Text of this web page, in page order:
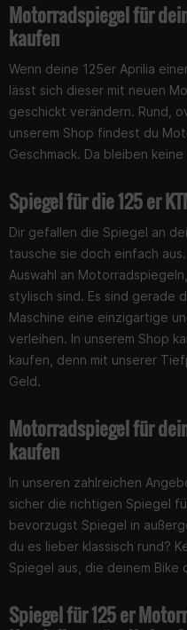
Motorradspiegel für
kaufen
Wenn deine 125er Aprilia
lässt sich dieser mit neuen
geschickt verändern. Rund,
unserem Shop findest du
Geschmack. Da bleiben
Spiegel für die 125 er
Dir gefallen die Spiegel an
tausche sie doch einfach
Auswahl an
stylisch sind. Es sind gerade
Maschine eine einzigartige
verleihen. In unserem Shop
kaufen, denn mit unserer
Geld.
Motorradspiegel für
kaufen
In unseren zahlreichen
sicher die richtigen Spiegel
bevorzugst Spiegel in
du es lieber klassisch rund?
Spiegel aus, die deinem
Spiegel für 125 er